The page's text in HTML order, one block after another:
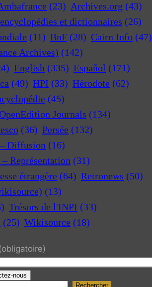
(23) Archives.org (43)
et dictionnaires (26)
(11) BnF (28) Cairn Info (47)
Archives) (142)
English (335) Español (171)
(49) HPI (33) Hérodote (62)
(45)
Journals (134)
(36) Persée (132)
Diffusion (16)
Représentation (31)
étrangère (64) Retronews (50)
(13)
Trésors de l'INPI (33)
(25) Wikisource (18)
nous
Rechercher